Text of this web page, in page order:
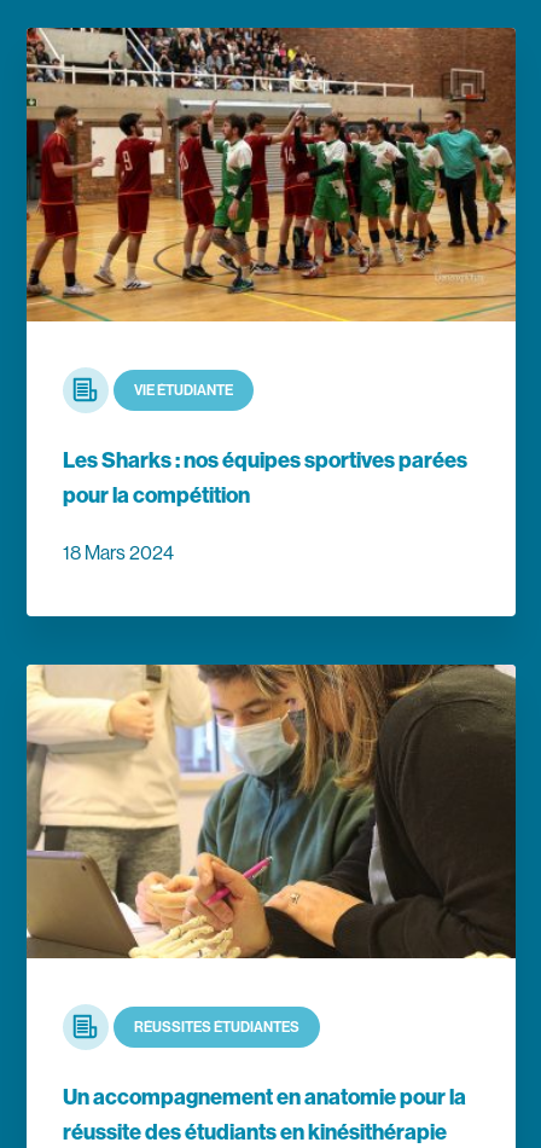
Les Sharks : nos équipes sportives parées
pour la compétition
Article VIE ÉTUDIANTE
18 Mars 2024
En savoir plus
Un accompagnement en anatomie pour la
réussite des étudiants en kinésithérapie
Article RÉUSSITES ÉTUDIANTES
En savoir plus